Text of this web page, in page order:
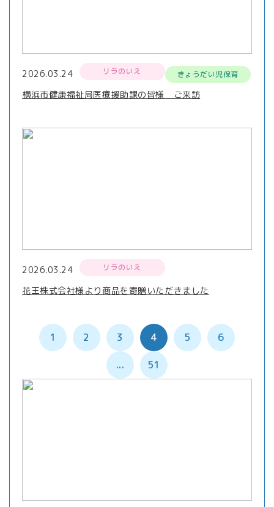
2026.03.24 リラのいえ きょうだい児保育
横浜市健康福祉局医療援助課の皆様 ご来訪
2026.03.24 リラのいえ
花王株式会社様より商品を寄贈いただきました
1 2 3 4 5 6
... 51